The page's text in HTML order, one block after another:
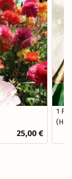
25,00 €
1